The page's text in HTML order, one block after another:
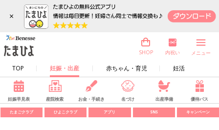
×
TOP 妊娠・出産 赤ちゃん・育児 妊活
SHOP 内祝い メニュー
妊娠早見表 産院検索 お金・手続き 名づけ 出産準備 優待パス
たまごクラブ ひよこクラブ アプリ SNS キャンペーン